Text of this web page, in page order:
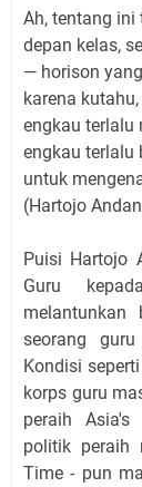
Ah, tentang ini
depan kelas,
— horison
karena
engkau terlalu
engkau terlalu
untuk
(Hartojo
Puisi Hartojo
Guru
melantunkan
seorang
Kondisi
korps guru
peraih Asia's
politik peraih
Time- pun